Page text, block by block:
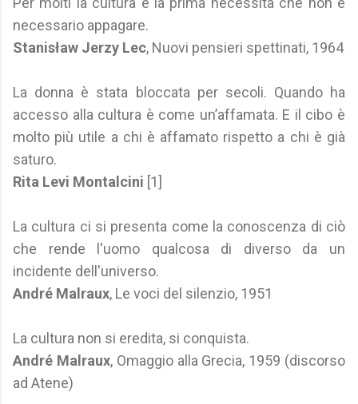
necessario appagare.
Stanisław Jerzy Lec, Nuovi pensieri spettinati, 1964
La donna è stata bloccata per secoli. Quando ha
accesso alla cultura è come un’affamata. E il cibo è
molto più utile a chi è affamato rispetto a chi è già
saturo.
Rita Levi Montalcini [1]
La cultura ci si presenta come la conoscenza di ciò
che rende l'uomo qualcosa di diverso da un
incidente dell'universo.
André Malraux, Le voci del silenzio, 1951
La cultura non si eredita, si conquista.
André Malraux, Omaggio alla Grecia, 1959 (discorso
ad Atene)